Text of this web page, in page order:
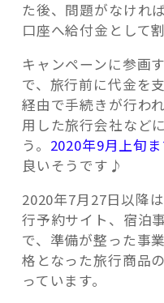
た後、問題がなけれ
口座へ給付金として
キャンペーンに参画
で、旅行前に代金を
経由で手続きが行わ
用した旅行会社など
う。 2020年9月上旬
良いそうです♪
2020年7月27日以降
行予約サイト、宿泊
で、準備が整った事
格となった旅行商品
っています。